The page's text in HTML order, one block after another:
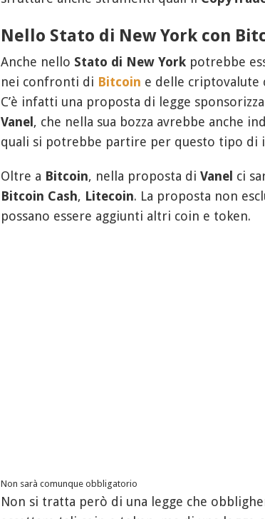
Nello Stato di New York con
Anche nello Stato di New Yorkpotrebbe
nei confronti di Bitcoin e delle criptovalute
C’è infatti una proposta di legge
Vanel, che nella sua bozza avrebbe anche
quali si potrebbe partire per questo tipo di
Oltre a Bitcoin, nella proposta di Vanel ci
Bitcoin Cash, Litecoin. La proposta non
possano essere aggiunti altri coin e token.
Non sarà comunque obbligatorio
Non si tratta però di una legge che